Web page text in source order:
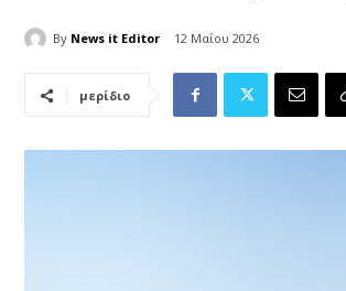
By News it Editor 12 Μαΐου 2026
μερίδιο